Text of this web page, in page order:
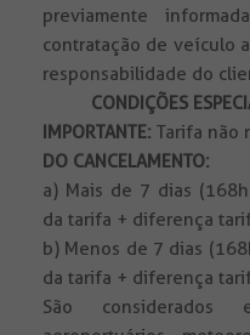
previamente
contratação de veículo
responsabilidade do
CONDIÇÕES
IMPORTANTE: Tarifa não
DO CANCELAMENTO:
a) Mais de 7 dias
da tarifa + diferença
b) Menos de 7 dias
da tarifa + diferença
São considerados